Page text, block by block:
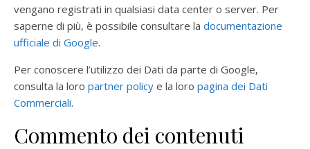
vengano registrati in qualsiasi data center o server. Per
saperne di più, è possibile consultare la documentazione
ufficiale di Google.
Per conoscere l’utilizzo dei Dati da parte di Google,
consulta la loro partner policy e la loro pagina dei Dati
Commerciali.
Commento dei contenuti